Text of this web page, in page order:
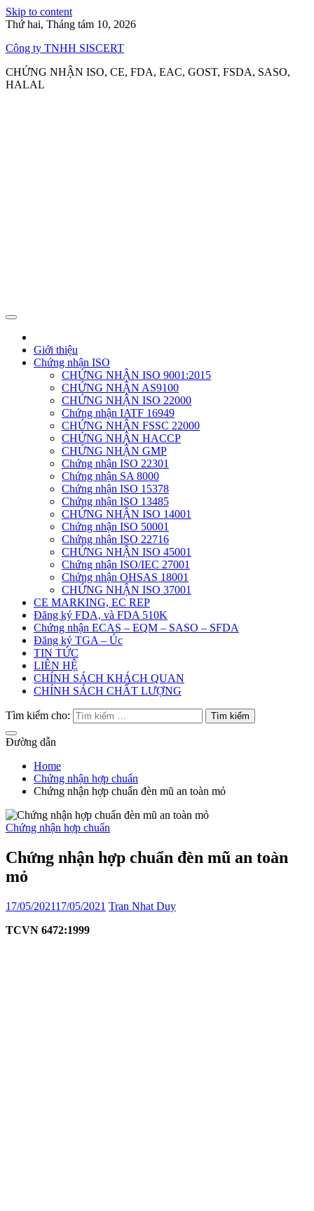
Skip to content
Thứ hai, Tháng tám 10, 2026
Công ty TNHH SISCERT
CHỨNG NHẬN ISO, CE, FDA, EAC, GOST, FSDA, SASO,
HALAL
Giới thiệu
Chứng nhận ISO
CHỨNG NHẬN ISO 9001:2015
CHỨNG NHẬN AS9100
CHỨNG NHẬN ISO 22000
Chứng nhận IATF 16949
CHỨNG NHẬN FSSC 22000
CHỨNG NHẬN HACCP
CHỨNG NHẬN GMP
Chứng nhận ISO 22301
Chứng nhận SA 8000
Chứng nhận ISO 15378
Chứng nhận ISO 13485
CHỨNG NHẬN ISO 14001
Chứng nhận ISO 50001
Chứng nhận ISO 22716
CHỨNG NHẬN ISO 45001
Chứng nhận ISO/IEC 27001
Chứng nhận OHSAS 18001
CHỨNG NHẬN ISO 37001
CE MARKING, EC REP
Đăng ký FDA, và FDA 510K
Chứng nhận ECAS – EQM – SASO – SFDA
Đăng ký TGA – Úc
TIN TỨC
LIÊN HỆ
CHÍNH SÁCH KHÁCH QUAN
CHÍNH SÁCH CHẤT LƯỢNG
Tìm kiếm cho:
Đường dẫn
Home
Chứng nhận hợp chuẩn
Chứng nhận hợp chuẩn đèn mũ an toàn mỏ
Chứng nhận hợp chuẩn
Chứng nhận hợp chuẩn đèn mũ an toàn
mỏ
17/05/202117/05/2021 Tran Nhat Duy
TCVN 6472:1999